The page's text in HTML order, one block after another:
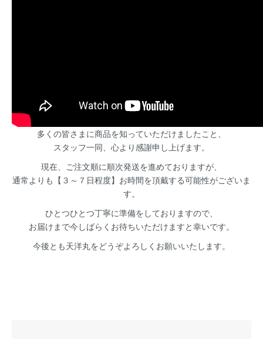
多くの皆さまに商品を知っていただけましたこと、
スタッフ一同、心より感謝申し上げます。
現在、ご注文順に順次発送を進めておりますが、
通常よりも【３～７日程度】お時間を頂戴する可能性がございま
す。
ひとつひとつ丁寧に準備をしておりますので、
お届けまで今しばらくお待ちいただけますと幸いです。
今後とも天洋丸をどうぞよろしくお願いいたします。